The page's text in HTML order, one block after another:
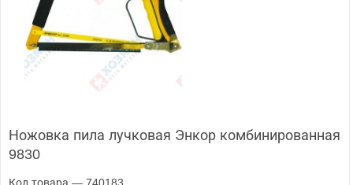
Ножовка пила лучковая Энкор комбинированная
9830
Код товара — 740183